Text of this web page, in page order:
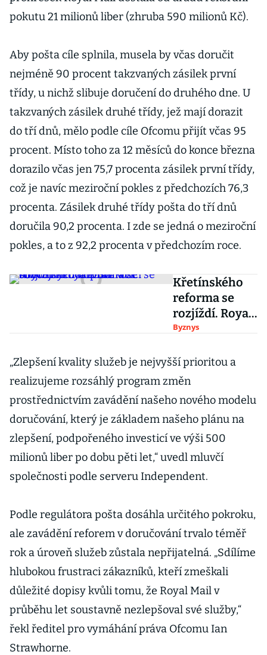
pokutu 21 milionů liber (zhruba 590 milionů Kč).
Aby pošta cíle splnila, musela by včas doručit
nejméně 90 procent takzvaných zásilek první
třídy, u nichž slibuje doručení do druhého dne. U
takzvaných zásilek druhé třídy, jež mají dorazit
do tří dnů, mělo podle cíle Ofcomu přijít včas 95
procent. Místo toho za 12 měsíců do konce března
dorazilo včas jen 75,7 procenta zásilek první třídy,
což je navíc meziroční pokles z předchozích 76,3
procenta. Zásilek druhé třídy pošta do tří dnů
doručila 90,2 procenta. I zde se jedná o meziroční
pokles, a to z 92,2 procenta v předchozím roce.
Křetínského
reforma se
rozjíždí. Royal
Mail končí se
doručováním
obyčejných
Byznys
„Zlepšení kvality služeb je nejvyšší prioritou a
realizujeme rozsáhlý program změn
prostřednictvím zavádění našeho nového modelu
doručování, který je základem našeho plánu na
zlepšení, podpořeného investicí ve výši 500
milionů liber po dobu pěti let,“ uvedl mluvčí
společnosti podle serveru Independent.
Podle regulátora pošta dosáhla určitého pokroku,
ale zavádění reforem v doručování trvalo téměř
rok a úroveň služeb zůstala nepřijatelná. „Sdílíme
hlubokou frustraci zákazníků, kteří zmeškali
důležité dopisy kvůli tomu, že Royal Mail v
průběhu let soustavně nezlepšoval své služby,“
řekl ředitel pro vymáhání práva Ofcomu Ian
Strawhorne.